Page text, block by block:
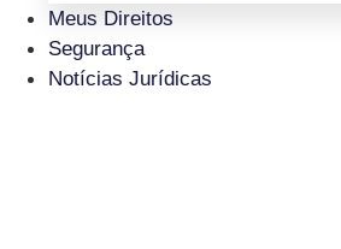
Meus Direitos
Segurança
Notícias Jurídicas